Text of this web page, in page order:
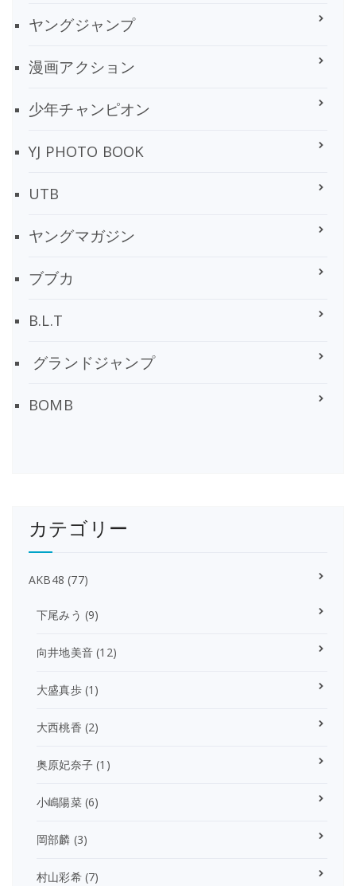
ヤングジャンプ
漫画アクション
少年チャンピオン
YJ PHOTO BOOK
UTB
ヤングマガジン
ブブカ
B.L.T
グランドジャンプ
BOMB
カテゴリー
AKB48 (77)
下尾みう (9)
向井地美音 (12)
大盛真歩(1)
大西桃香 (2)
奥原妃奈子 (1)
小嶋陽菜(6)
岡部麟 (3)
村山彩希(7)